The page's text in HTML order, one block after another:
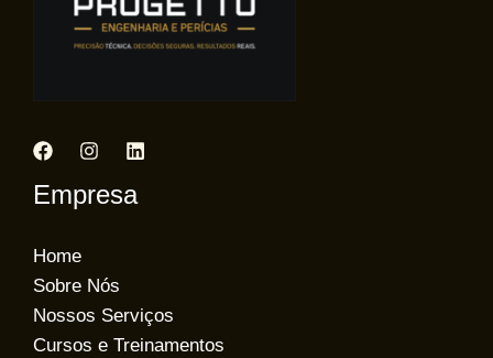
Empresa
Home
Sobre Nós
Nossos Serviços
Cursos e Treinamentos